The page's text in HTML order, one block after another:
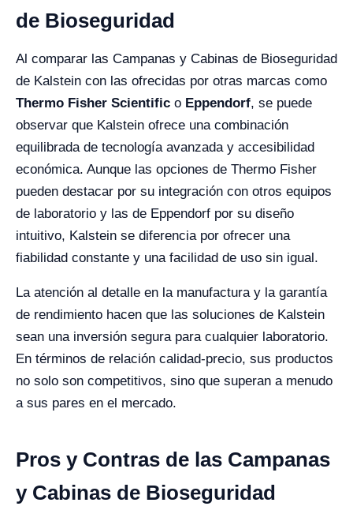
de Bioseguridad
Al comparar las Campanas y Cabinas de Bioseguridad
de Kalstein con las ofrecidas por otras marcas como
Thermo Fisher Scientific o Eppendorf, se puede
observar que Kalstein ofrece una combinación
equilibrada de tecnología avanzada y accesibilidad
económica. Aunque las opciones de Thermo Fisher
pueden destacar por su integración con otros equipos
de laboratorio y las de Eppendorf por su diseño
intuitivo, Kalstein se diferencia por ofrecer una
fiabilidad constante y una facilidad de uso sin igual.
La atención al detalle en la manufactura y la garantía
de rendimiento hacen que las soluciones de Kalstein
sean una inversión segura para cualquier laboratorio.
En términos de relación calidad-precio, sus productos
no solo son competitivos, sino que superan a menudo
a sus pares en el mercado.
Pros y Contras de las Campanas
y Cabinas de Bioseguridad